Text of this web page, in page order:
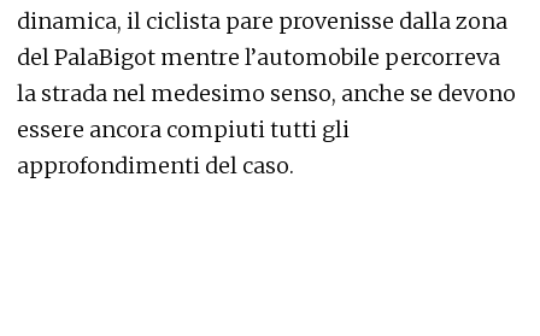
dinamica, il ciclista pare provenisse dalla zona
del PalaBigot mentre l’automobile percorreva
la strada nel medesimo senso, anche se devono
essere ancora compiuti tutti gli
approfondimenti del caso.